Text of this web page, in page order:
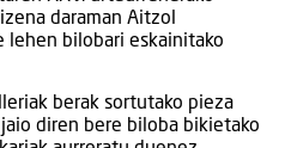
daraman Aitzol
bilobari eskainitako
berak sortutako pieza
diren bere biloba bikietako